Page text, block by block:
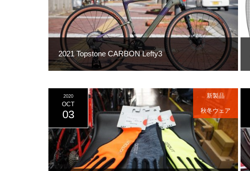
2021 Topstone CARBON Lefty3
2020
OCT
03
新製品
秋冬ウェア